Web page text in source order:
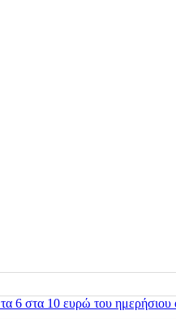
6 στα 10 ευρώ του ημερήσιου